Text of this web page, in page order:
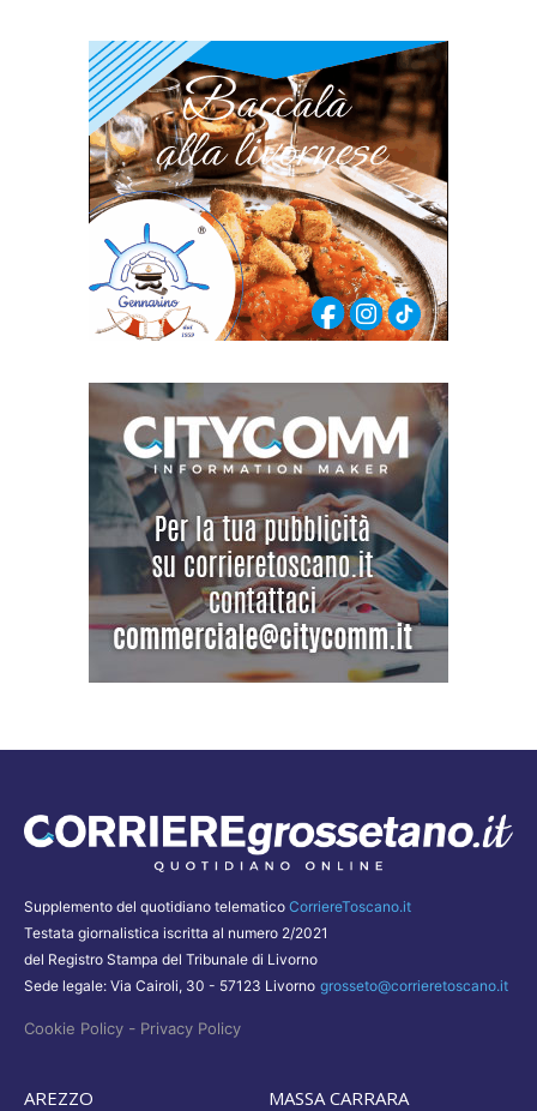
Supplemento del quotidiano telematico CorriereToscano.it
Testata giornalistica iscritta al numero 2/2021
del Registro Stampa del Tribunale di Livorno
Sede legale: Via Cairoli, 30 - 57123 Livorno grosseto@corrieretoscano.it
Cookie Policy - Privacy Policy
AREZZO MASSA CARRARA